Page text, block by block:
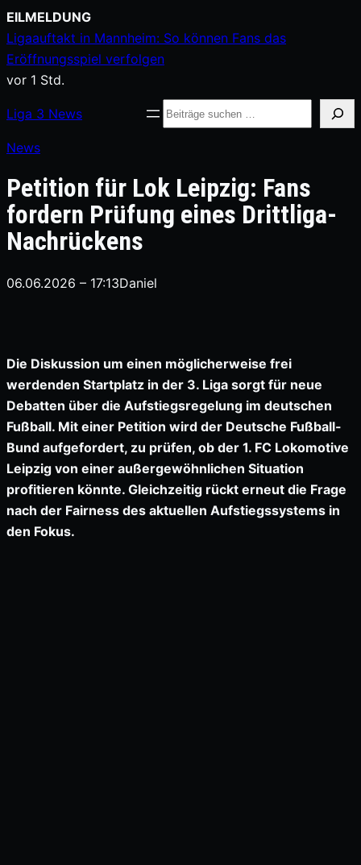
Zum
Inhalt
springen
EILMELDUNG
Ligaauftakt in Mannheim: So können Fans das
Eröffnungsspiel verfolgen
vor 1 Std.
Liga 3 News Suche
News
Petition für Lok Leipzig: Fans
fordern Prüfung eines Drittliga-
Nachrückens
06.06.2026 – 17:13Daniel
Die Diskussion um einen möglicherweise frei
werdenden Startplatz in der 3. Liga sorgt für neue
Debatten über die Aufstiegsregelung im deutschen
Fußball. Mit einer Petition wird der Deutsche Fußball-
Bund aufgefordert, zu prüfen, ob der 1. FC Lokomotive
Leipzig von einer außergewöhnlichen Situation
profitieren könnte. Gleichzeitig rückt erneut die Frage
nach der Fairness des aktuellen Aufstiegssystems in
den Fokus.